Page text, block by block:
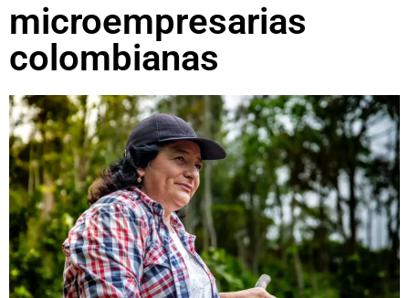
microempresarias
colombianas